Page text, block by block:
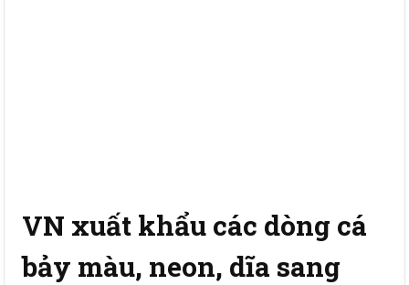
VN xuất khẩu các dòng cá
bảy màu, neon, dĩa sang